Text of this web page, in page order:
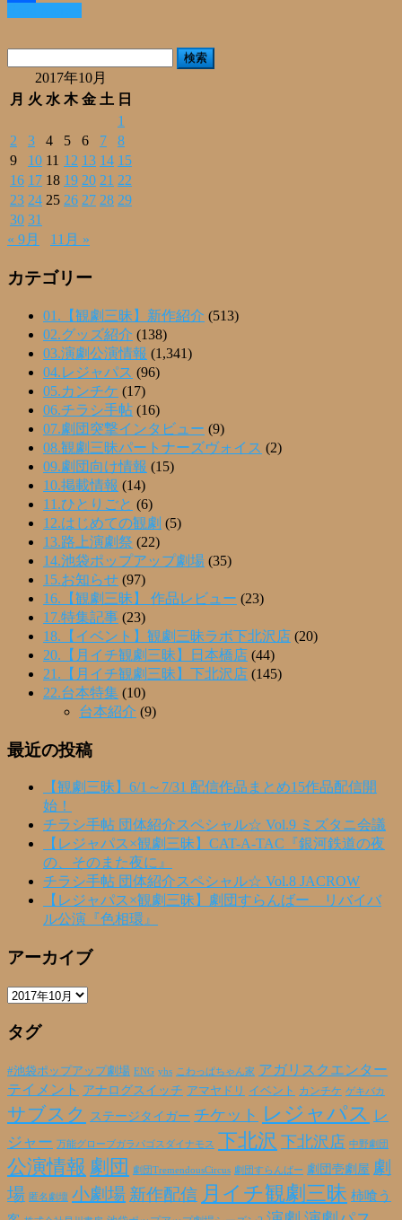
共
有
2017年10月
月 火 水 木 金 土 日
1
2
3 4 5 6 7
8
9
10 11 12 13 14 15
16 17 18 19 20 21 22
23 24 25 26 27 28 29
30 31
« 9月
11月 »
カテゴリー
01.【観劇三昧】新作紹介 (513)
02.グッズ紹介 (138)
03.演劇公演情報 (1,341)
04.レジャパス (96)
05.カンチケ (17)
06.チラシ手帖 (16)
07.劇団突撃インタビュー (9)
08.観劇三昧パートナーズヴォイス (2)
09.劇団向け情報 (15)
10.掲載情報 (14)
11.ひとりごと (6)
12.はじめての観劇 (5)
13.路上演劇祭 (22)
14.池袋ポップアップ劇場 (35)
15.お知らせ (97)
16.【観劇三昧】 作品レビュー (23)
17.特集記事 (23)
18.【イベント】観劇三昧ラボ下北沢店 (20)
20.【月イチ観劇三昧】日本橋店 (44)
21.【月イチ観劇三昧】下北沢店 (145)
22.台本特集 (10)
台本紹介 (9)
最近の投稿
【観劇三昧】6/1～7/31 配信作品まとめ15作品配信開
始！
チラシ手帖 団体紹介スペシャル☆ Vol.9 ミズタニ会議
【レジャパス×観劇三昧】CAT-A-TAC『銀河鉄道の夜
の、そのまた夜に』
チラシ手帖 団体紹介スペシャル☆ Vol.8 JACROW
【レジャパス×観劇三昧】劇団すらんばー リバイバ
ル公演『色相環』
アーカイブ
ア
カ
ブ
タグ
#池袋ポップアップ劇場 ENG yhs こわっぱちゃん家 アガリスクエンター
テイメント アナログスイッチ アマヤドリ イベント カンチケ ゲキバカ
サブスク ステージタイガー チケット レジャパス レ
ジャー 万能グローブガラパゴスダイナモス 下北沢 下北沢店 中野劇団
公演情報 劇団 劇団TremendousCircus 劇団すらんばー 劇団壱劇屋 劇
場 匿名劇壇 小劇場 新作配信 月イチ観劇三昧 柿喰う